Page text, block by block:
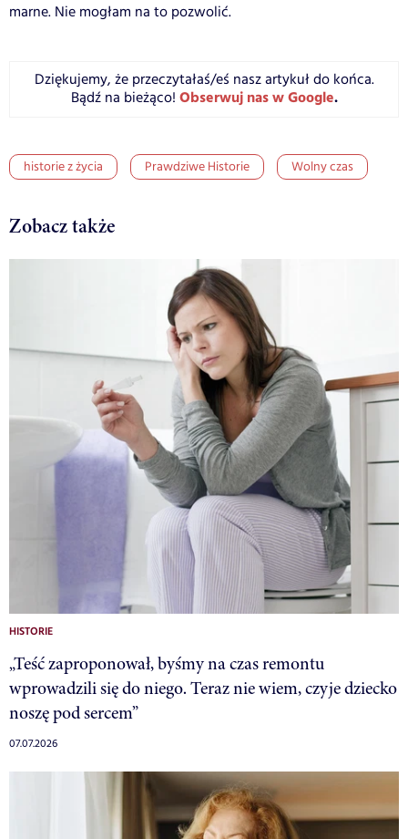
marne. Nie mogłam na to pozwolić.
Dziękujemy, że przeczytałaś/eś nasz artykuł do końca.
Bądź na bieżąco! Obserwuj nas w Google.
historie z życia Prawdziwe Historie Wolny czas
Zobacz także
HISTORIE
„Teść zaproponował, byśmy na czas remontu
wprowadzili się do niego. Teraz nie wiem, czyje dziecko
noszę pod sercem”
07.07.2026